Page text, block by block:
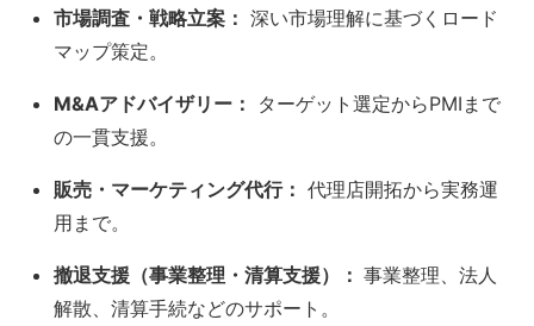
市場調査・戦略立案： 深い市場理解に基づくロード
マップ策定。
M&Aアドバイザリー：
ターゲット選定からPMIまで
の一貫支援。
販売・マーケティング代行： 代理店開拓から実務運
用まで。
撤退支援（事業整理・清算支援）：事業整理、法人
解散、清算手続などのサポート。